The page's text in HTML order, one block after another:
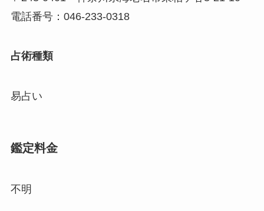
電話番号：046-233-0318
占術種類
易占い
鑑定料金
不明